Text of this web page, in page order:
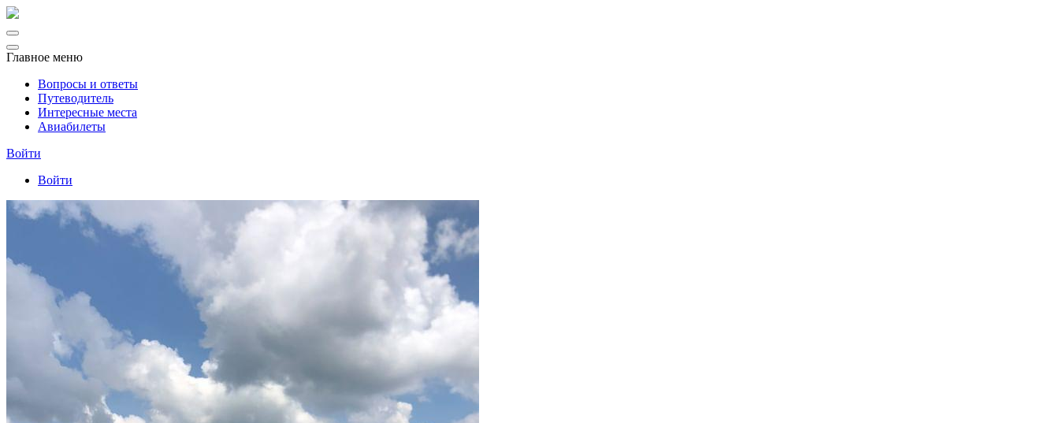
Главное меню
Вопросы и ответы
Путеводитель
Интересные места
Авиабилеты
Войти
Войти